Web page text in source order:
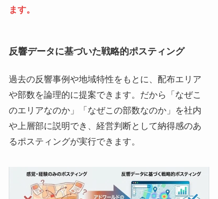
ます。
反響データに基づいた戦略的ポスティング
過去の反響事例や地域特性をもとに、配布エリア
や部数を論理的に提案できます。だから「なぜこ
のエリアなのか」「なぜこの部数なのか」を社内
や上層部に説明でき、経営判断として納得感のあ
るポスティングが実行できます。